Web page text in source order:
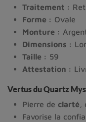
Traitement :
Forme : Ovale
Monture :
Dimensions :
Taille : 59
Attestation :
Vertus du Quartz
Pierre de clarté
Favorise la